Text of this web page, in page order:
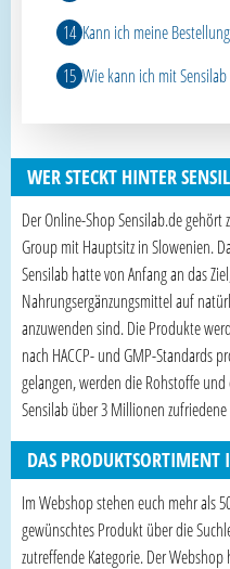
Kann ich meine
Wie kann ich mit
WER STECKT HINTER
Der Online-Shop Sensilab.de gehört
Group mit Hauptsitz in Slowenien.
Sensilab hatte von Anfang an das
Nahrungsergänzungsmittel auf
anzuwenden sind. Die Produkte
nach HACCP- und GMP-Standards
gelangen, werden die Rohstoffe
Sensilab über 3 Millionen
DAS
Im Webshop stehen euch mehr als
gewünschtes Produkt über die
zutreffende Kategorie. Der